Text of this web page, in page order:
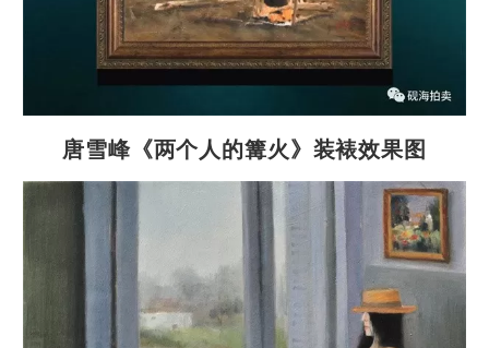
唐雪峰《两个人的篝火》装裱效果图